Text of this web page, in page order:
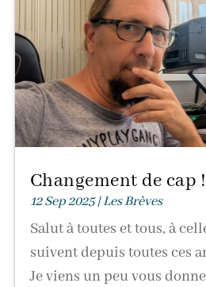
Changement de cap !
12 Sep 2025|Les Brèves
Salut à toutes et tous, à
suivent depuis toutes ces
Je viens un peu vous